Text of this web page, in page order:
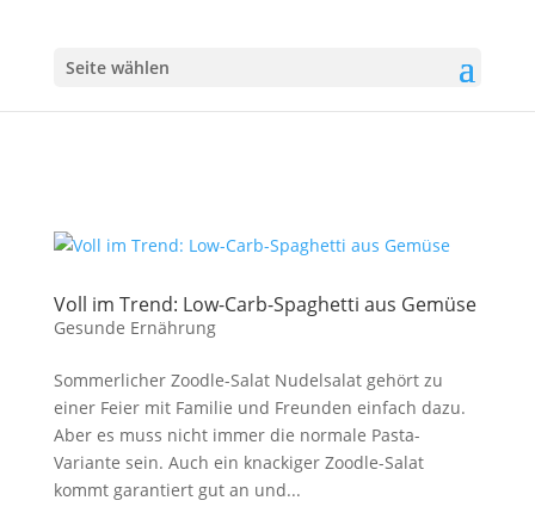
Seite wählen
Voll im Trend: Low-Carb-Spaghetti aus Gemüse
Gesunde Ernährung
Sommerlicher Zoodle-Salat Nudelsalat gehört zu
einer Feier mit Familie und Freunden einfach dazu.
Aber es muss nicht immer die normale Pasta-
Variante sein. Auch ein knackiger Zoodle-Salat
kommt garantiert gut an und...